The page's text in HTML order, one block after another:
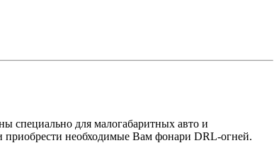
специально для малогабаритных авто и
приобрести необходимые Вам фонари DRL-огней.